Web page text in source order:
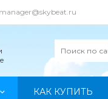
manager@skybeat.ru
КАК КУПИТЬ